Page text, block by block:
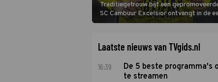
Traditiegetrouw bijt een
SC Cambuur Excelsior ontvangt in de
De nieuwe oefenmeester is Johan Plat
Laatste nieuws van TVgids.nl
16:39
De 5 beste programma's
te streamen